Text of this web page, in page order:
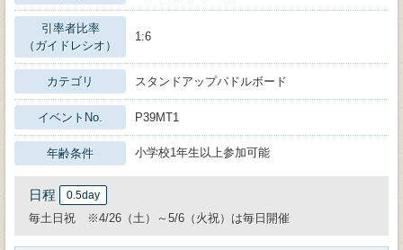
引率者比率
（ガイドレシオ）
1:6
カテゴリ スタンドアップパドルボード
イベントNo. P39MT1
年齢条件 小学校1年生以上参加可能
日程 0.5day
毎土日祝 ※4/26（土）～5/6（火祝）は毎日開催